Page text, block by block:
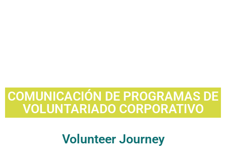
COMUNICACIÓN DE PROGRAMAS DE
VOLUNTARIADO CORPORATIVO
Volunteer Journey